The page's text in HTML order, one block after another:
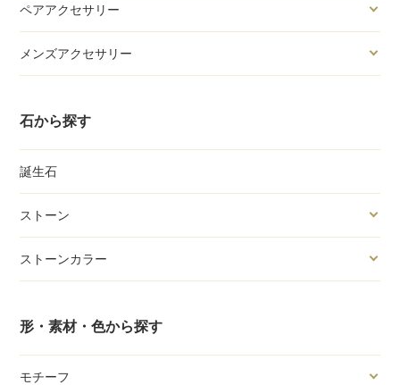
ペアアクセサリー
メンズアクセサリー
石から探す
誕生石
ストーン
ストーンカラー
形・素材・色から探す
モチーフ